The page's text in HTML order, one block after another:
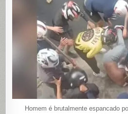
Homem é brutalmente espancado